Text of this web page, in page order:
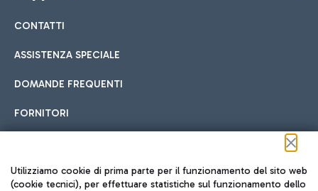
Cucina Internazionale
Hotel in aeroporto
Scegli l'alloggio più adatto e approfitta della vicinanza
all'aeroporto.
Car sharing
Con il Car Sharing è ancora più facile spostarsi
CONTATTI
ASSISTENZA SPECIALE
DOMANDE FREQUENTI
FORNITORI
Seguici sui social
Utilizziamo cookie di prima parte per il funzionamento del sito web
(cookie tecnici), per effettuare statistiche sul funzionamento dello